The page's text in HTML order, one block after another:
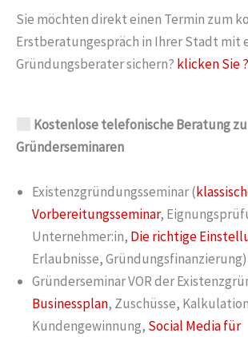
Sie möchten direkt einen Termin zum
Erstberatungespräch in Ihrer Stadt mit
Gründungsberater sichern? klicken Sie ?
Kostenlose telefonische Beratung
Gründerseminaren
Existenzgründungsseminar (
Vorbereitungsseminar,
Unternehmer:in, Die richtige
Erlaubnisse, Gründungsfinanzierung)
Gründerseminar VOR der
Businessplan, Zuschüsse,
Kundengewinnung, Social Media für